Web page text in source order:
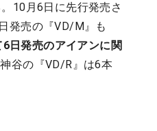
10月6日に先行発売さ
発売の『VD/M』も
6日発売のアイアンに関
谷の『VD/R』は6本